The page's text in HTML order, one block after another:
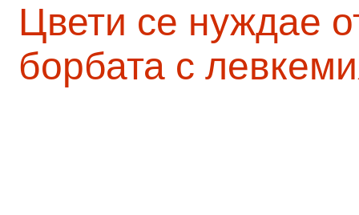
Цвети се нуждае
борбата с